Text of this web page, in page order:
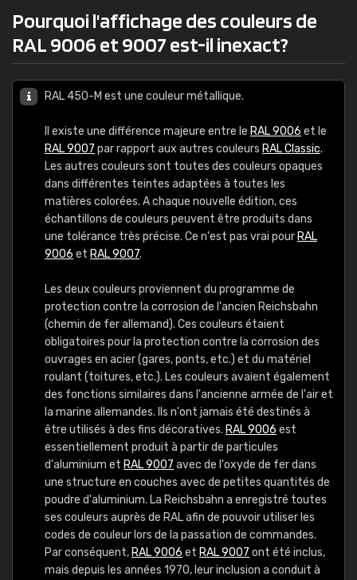
Pourquoi l'affichage des couleurs de
RAL 9006 et 9007 est-il inexact?
RAL 450-M est une couleur métallique.
Il existe une différence majeure entre le RAL 9006 et le
RAL 9007 par rapport aux autres couleurs RAL Classic.
Les autres couleurs sont toutes des couleurs opaques
dans différentes teintes adaptées à toutes les
matières colorées. A chaque nouvelle édition, ces
échantillons de couleurs peuvent être produits dans
une tolérance très précise. Ce n'est pas vrai pour RAL
9006 et RAL 9007.
Les deux couleurs proviennent du programme de
protection contre la corrosion de l'ancien Reichsbahn
(chemin de fer allemand). Ces couleurs étaient
obligatoires pour la protection contre la corrosion des
ouvrages en acier (gares, ponts, etc.) et du matériel
roulant (toitures, etc.). Les couleurs avaient également
des fonctions similaires dans l'ancienne armée de l'air et
la marine allemandes. Ils n'ont jamais été destinés à
être utilisés à des fins décoratives. RAL 9006 est
essentiellement produit à partir de particules
d'aluminium et RAL 9007 avec de l'oxyde de fer dans
une structure en couches avec de petites quantités de
poudre d'aluminium. La Reichsbahn a enregistré toutes
ses couleurs auprès de RAL afin de pouvoir utiliser les
codes de couleur lors de la passation de commandes.
Par conséquent, RAL 9006 et RAL 9007 ont été inclus,
mais depuis les années 1970, leur inclusion a conduit à